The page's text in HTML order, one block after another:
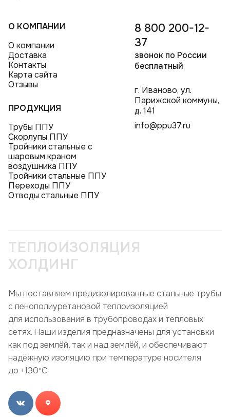
О КОМПАНИИ
О компании
Доставка
Контакты
Карта сайта
Отзывы
ПРОДУКЦИЯ
Трубы ППУ
Скорлупы ППУ
Тройники стальные с
шаровым краном
воздушника ППУ
Тройники стальные ППУ
Переходы ППУ
Отводы стальные ППУ
8 800 200-12-
37
звонок по России
бесплатный
г. Иваново, ул.
Парижской коммуны,
д. 141
info@ppu37.ru
ТЕПЛОИЗОЛЯЦИЯ
ХОЛДИНГ
Мы поставляем предизолированные стальные трубы
с пенополиуретановой теплоизоляцией
для использования в трубопроводах и тепловых
сетях. Наши изделия предназначены для установки
как под землёй, так и над землёй, и обеспечивают
надёжную изоляцию при температуре носителя
до +130ºC.